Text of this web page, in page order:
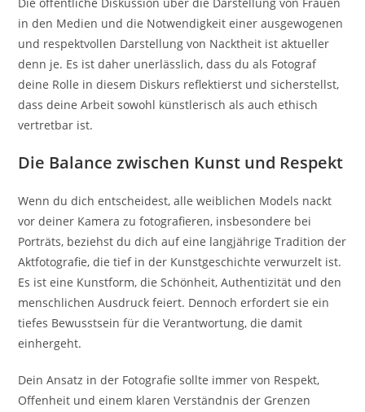
Die öffentliche Diskussion über die Darstellung von Frauen
in den Medien und die Notwendigkeit einer ausgewogenen
und respektvollen Darstellung von Nacktheit ist aktueller
denn je. Es ist daher unerlässlich, dass du als Fotograf
deine Rolle in diesem Diskurs reflektierst und sicherstellst,
dass deine Arbeit sowohl künstlerisch als auch ethisch
vertretbar ist.
Die Balance zwischen Kunst und Respekt
Wenn du dich entscheidest, alle weiblichen Models nackt
vor deiner Kamera zu fotografieren, insbesondere bei
Porträts, beziehst du dich auf eine langjährige Tradition der
Aktfotografie, die tief in der Kunstgeschichte verwurzelt ist.
Es ist eine Kunstform, die Schönheit, Authentizität und den
menschlichen Ausdruck feiert. Dennoch erfordert sie ein
tiefes Bewusstsein für die Verantwortung, die damit
einhergeht.
Dein Ansatz in der Fotografie sollte immer von Respekt,
Offenheit und einem klaren Verständnis der Grenzen